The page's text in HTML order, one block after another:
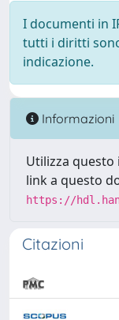
I documenti in
tutti i diritti
indicazione.
Informazioni
Utilizza
link a questo
https://
Citazioni